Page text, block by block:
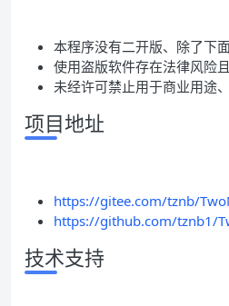
本程序没有二开版、除了下
使用盗版软件存在法律风险
未经许可禁止用于商业用途
项目地址
https://gitee.com/tznb/
https://github.com/tznb1/
技术支持